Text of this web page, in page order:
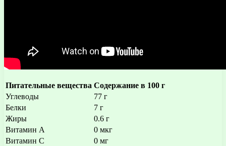
Питательные вещества Содержание в 100 г
Углеводы
77 г
Белки
7 г
Жиры
0.6 г
Витамин А
0 мкг
Витамин С
0 мг